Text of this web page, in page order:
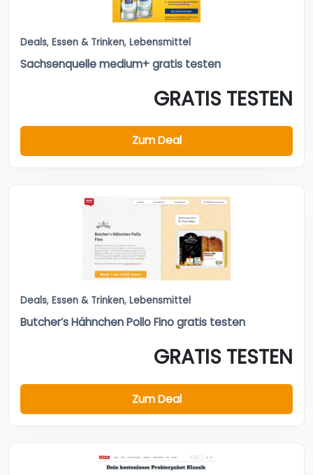
Deals, Essen & Trinken, Lebensmittel
Sachsenquelle medium+ gratis testen
GRATIS TESTEN
Zum Deal
Deals, Essen & Trinken, Lebensmittel
Butcher’s Hähnchen Pollo Fino gratis testen
GRATIS TESTEN
Zum Deal